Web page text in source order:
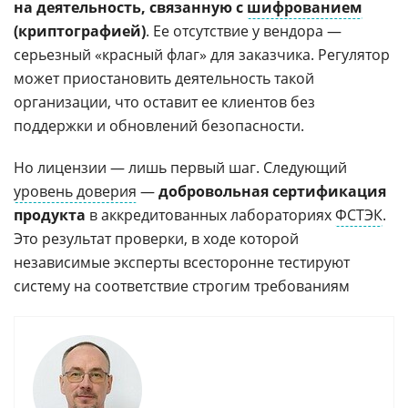
на деятельность, связанную с шифрованием
(криптографией). Ее отсутствие у вендора —
серьезный «красный флаг» для заказчика. Регулятор
может приостановить деятельность такой
организации, что оставит ее клиентов без
поддержки и обновлений безопасности.
Но лицензии — лишь первый шаг. Следующий
уровень доверия —добровольная сертификация
продукта в аккредитованных лабораторияхФСТЭК.
Это результат проверки, в ходе которой
независимые эксперты всесторонне тестируют
систему на соответствие строгим требованиям